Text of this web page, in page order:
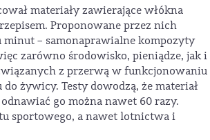
materiały zawierające włókna
Proponowane przez nich
– samonaprawialne kompozyty
zarówno środowisko, pieniądze, jak i
z przerwą w funkcjonowaniu
żywicy. Testy dowodzą, że materiał
go można nawet 60 razy.
sportowego, a nawet lotnictwa i